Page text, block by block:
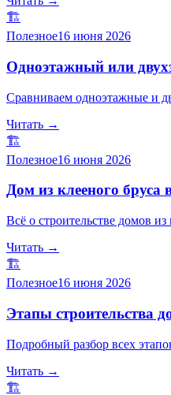
🏗️
Полезное16 июня 2026
Одноэтажный или
Сравниваем одноэтажные и
Читать →
🏗️
Полезное16 июня 2026
Дом из клееного бруса
Всё о строительстве домов
Читать →
🏗️
Полезное16 июня 2026
Этапы строительства
Подробный разбор всех
Читать →
🏗️